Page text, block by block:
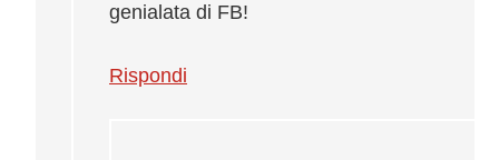
genialata di FB!
Rispondi